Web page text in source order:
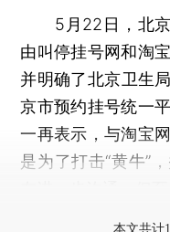
5月22日，北京
由叫停挂号网和淘
并明确了北京卫生
京市预约挂号统一
一再表示，与淘宝
是为了打击“黄牛”
本文共计